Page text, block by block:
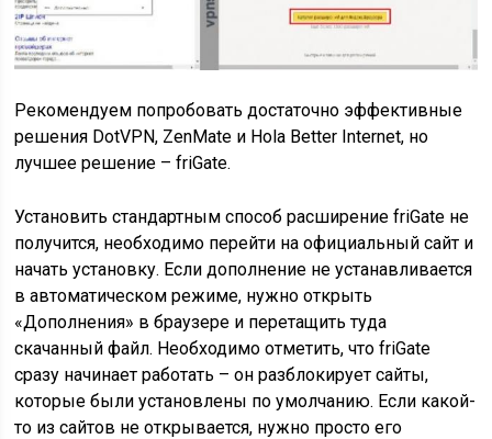
Рекомендуем попробовать достаточно эффективные
решения DotVPN, ZenMate и Hola Better Internet, но
лучшее решение – friGate.
Установить стандартным способ расширение friGate не
получится, необходимо перейти на официальный сайт и
начать установку. Если дополнение не устанавливается
в автоматическом режиме, нужно открыть
«Дополнения» в браузере и перетащить туда
скачанный файл. Необходимо отметить, что friGate
сразу начинает работать – он разблокирует сайты,
которые были установлены по умолчанию. Если какой-
то из сайтов не открывается, нужно просто его